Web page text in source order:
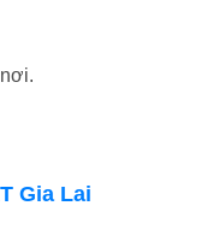
Gia Lai